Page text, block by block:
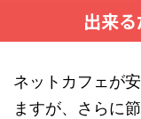
出来
ネットカフェが
ますが、さらに